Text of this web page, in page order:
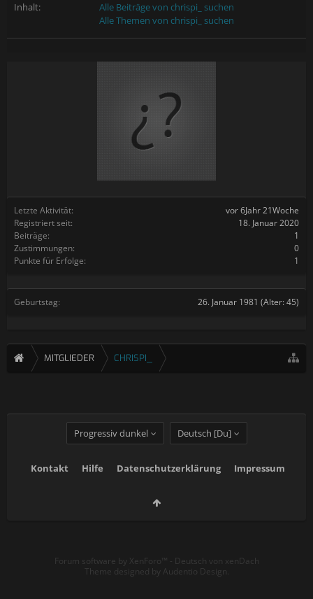
Letzte Aktivität:
vor 6Jahr 21Woche
Registriert seit:
18. Januar 2020
Beiträge:
1
Zustimmungen:
0
Punkte für Erfolge:
1
Geburtstag: 26. Januar 1981 (Alter: 45)
Inhalt:
Alle Beiträge von chrispi_ suchen
Alle Themen von chrispi_ suchen
MITGLIEDER CHRISPI_
Progressiv dunkel Deutsch [Du]
Kontakt Hilfe Datenschutzerklärung Impressum
Forum software by XenForo™ - Deutsch von xenDach
Theme designed by Audentio Design.